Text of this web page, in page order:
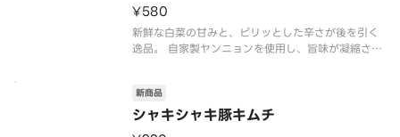
¥580
新鮮な白菜の甘みと、ピリッとした辛さが後を引く
逸品。 自家製ヤンニョンを使用し、旨味が凝縮され
シャキシャキ豚キムチ
新商品